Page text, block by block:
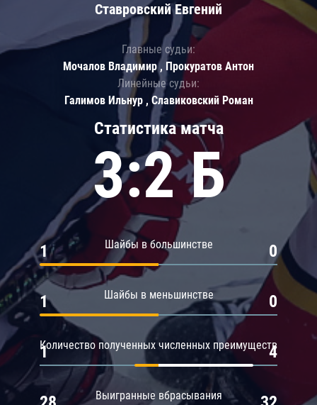
Статистика матча
3:2 Б
Шайбы в большинстве
1 0
Шайбы в меньшинстве
1 0
Количество полученных численных преимуществ
1 4
Выигранные вбрасывания
Ставровский Евгений
Главные судьи:
Мочалов Владимир , Прокуратов Антон
Линейные судьи:
Галимов Ильнур , Славиковский Роман